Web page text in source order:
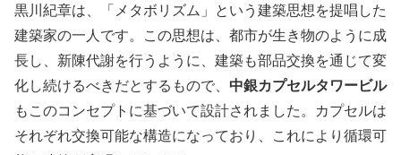
黒川紀章は、「メタボリズム」という建築思想を提唱した
建築家の一人です。この思想は、都市が生き物のように成
長し、新陳代謝を行うように、建築も部品交換を通じて変
化し続けるべきだとするもので、 中銀カプセルタワービル
もこのコンセプトに基づいて設計されました。カプセルは
それぞれ交換可能な構造になっており、これにより循環可